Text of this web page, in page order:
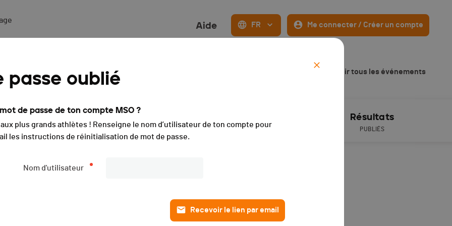
passe oublié
de passe de ton compte MSO ?
plus grands athlètes ! Renseigne le nom d’utilisateur de ton compte pour
les instructions de réinitialisation de mot de passe.
Nom d'utilisateur
Recevoir le lien par email
Aide FR Me connecter / Créer un compte
de Meyrin - 2019 Voir tous les événements
Liste des engagé·e·s
PUBLIÉE
Résultats
PUBLIÉS
Description
samedi 23.11.2019(il y a plus de 6 ans).